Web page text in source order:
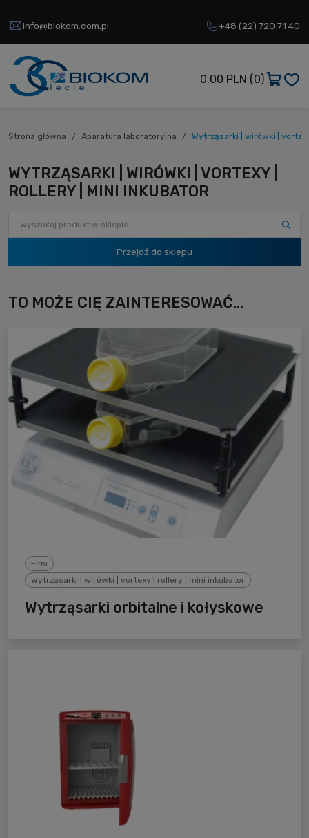
info@biokom.com.pl +48 (22) 720 71 40
0.00 PLN (0)
Strona główna Aparatura laboratoryjna Wytrząsarki | wirówki |
WYTRZĄSARKI | WIRÓWKI | VORTEXY |
ROLLERY | MINI INKUBATOR
Przejdź do sklepu
TO MOŻE CIĘ ZAINTERESOWAĆ...
Elmi
Wytrząsarki | wirówki | vortexy | rollery | mini inkubator
Wytrząsarki orbitalne i kołyskowe